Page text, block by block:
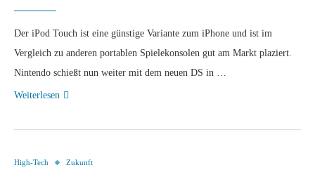
Der iPod Touch ist eine günstige Variante zum iPhone und ist im
Vergleich zu anderen portablen Spielekonsolen gut am Markt plaziert.
Nintendo schießt nun weiter mit dem neuen DS in …
Weiterlesen
High-Tech Zukunft